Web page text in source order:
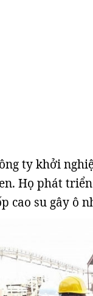
ty khởi
Họ phát
cao su gây ô